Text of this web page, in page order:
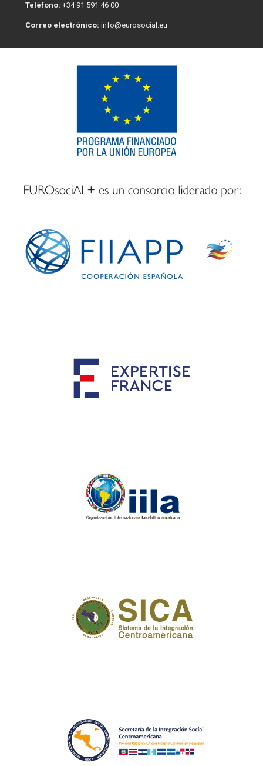
Teléfono: +34 91 591 46 00
Correo electrónico: info@eurosocial.eu